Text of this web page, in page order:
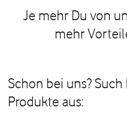
Je mehr Du von
mehr
Schon bei uns?
Produkte aus: